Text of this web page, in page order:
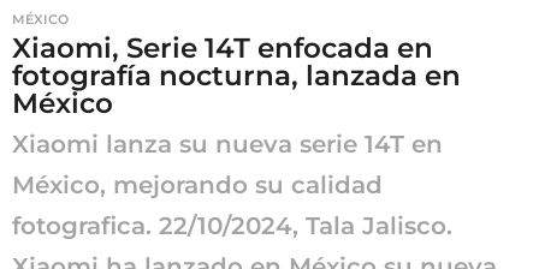
MÉXICO
Xiaomi, Serie 14T enfocada en
fotografía nocturna, lanzada en
México
Xiaomi lanza su nueva serie 14T en
México, mejorando su calidad
fotografica. 22/10/2024, Tala Jalisco.